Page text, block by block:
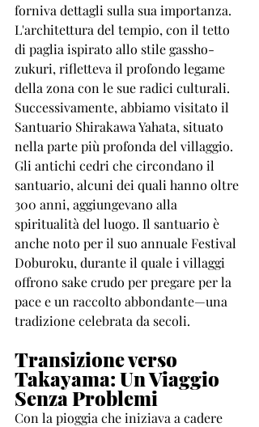
forniva dettagli sulla sua importanza.
L'architettura del tempio, con il tetto
di paglia ispirato allo stile gassho-
zukuri, rifletteva il profondo legame
della zona con le sue radici culturali.
Successivamente, abbiamo visitato il
Santuario Shirakawa Yahata, situato
nella parte più profonda del villaggio.
Gli antichi cedri che circondano il
santuario, alcuni dei quali hanno oltre
300 anni, aggiungevano alla
spiritualità del luogo. Il santuario è
anche noto per il suo annuale Festival
Doburoku, durante il quale i villaggi
offrono sake crudo per pregare per la
pace e un raccolto abbondante—una
tradizione celebrata da secoli.
Transizione verso
Takayama: Un Viaggio
Senza Problemi
Con la pioggia che iniziava a cadere